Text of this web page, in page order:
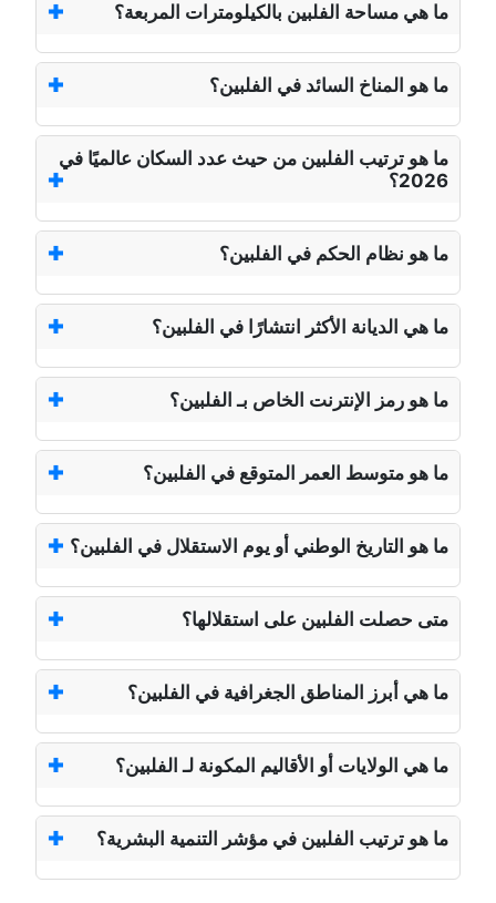
ما هي مساحة الفلبين بالكيلومترات المربعة؟
ما هو المناخ السائد في الفلبين؟
ما هو ترتيب الفلبين من حيث عدد السكان عالميًا في
2026؟
ما هو نظام الحكم في الفلبين؟
ما هي الديانة الأكثر انتشارًا في الفلبين؟
ما هو رمز الإنترنت الخاص بـ الفلبين؟
ما هو متوسط العمر المتوقع في الفلبين؟
ما هو التاريخ الوطني أو يوم الاستقلال في الفلبين؟
متى حصلت الفلبين على استقلالها؟
ما هي أبرز المناطق الجغرافية في الفلبين؟
ما هي الولايات أو الأقاليم المكونة لـ الفلبين؟
ما هو ترتيب الفلبين في مؤشر التنمية البشرية؟